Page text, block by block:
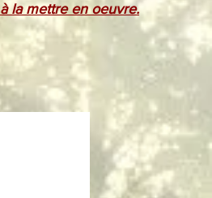
à la mettre en oeuvre.